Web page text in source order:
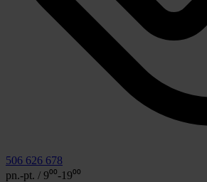
506 626 678
pn.-pt. / 9⁰⁰-19⁰⁰